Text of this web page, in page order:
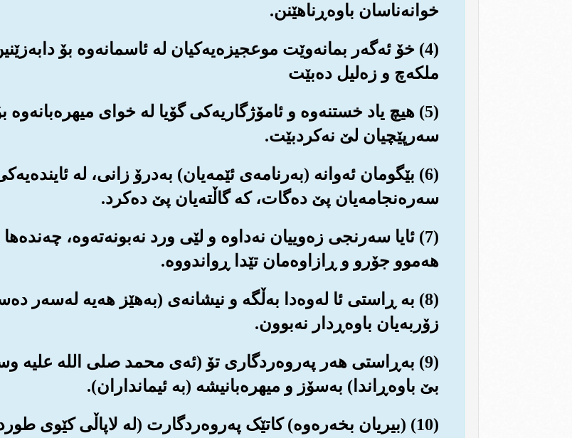
خوانه‌ناسان باوه‌ڕناهێنن.
(4) خۆ ئه‌گه‌ر بمانه‌وێت موعجیزه‌یه‌کیان له ئاسمانه‌وه بۆ
ملکه‌چ و زه‌لیل ده‌بێت
(5) هیچ یاد خستنه‌وه و ئامۆژگاریه‌کی گۆیا له خوای
سه‌رپێچیان لێ نه‌کردبێت.
(6) بێگومان ئه‌وانه (به‌رنامه‌ی ئێمه‌یان) به‌درۆ زانی، له
سه‌ره‌نجامه‌یان پێ ده‌گات، که گاڵته‌یان پێ ده‌کرد.
(7) ئایا سه‌رنجی زه‌وییان نه‌داوه و لێی ورد نه‌بونه‌ته‌وه،
هه‌موو جۆرو و ڕازاوه‌مان تێدا ڕواندووه‌.
(8) به ڕاستی ئا له‌وه‌دا به‌ڵگه و نیشانه‌ی (به‌هێز هه‌یه له‌سه‌ر
زۆربه‌یان باوه‌ڕدار نه‌بوون.
(9) به‌ڕاستی هه‌ر په‌روه‌ردگاری تۆ (ئه‌ی محمد صلی الله علیه
بێ باوه‌ڕاندا) به‌سۆز و میهره‌بانیشه (به ئیمانداران).
(10) (بیریان بخه‌ره‌وه‌) کاتێک په‌روه‌ردگارت (له لاپاڵی کێوی